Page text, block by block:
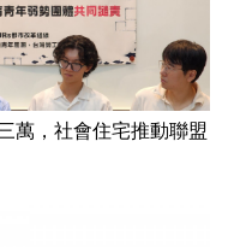
萬，社會住宅推動聯盟